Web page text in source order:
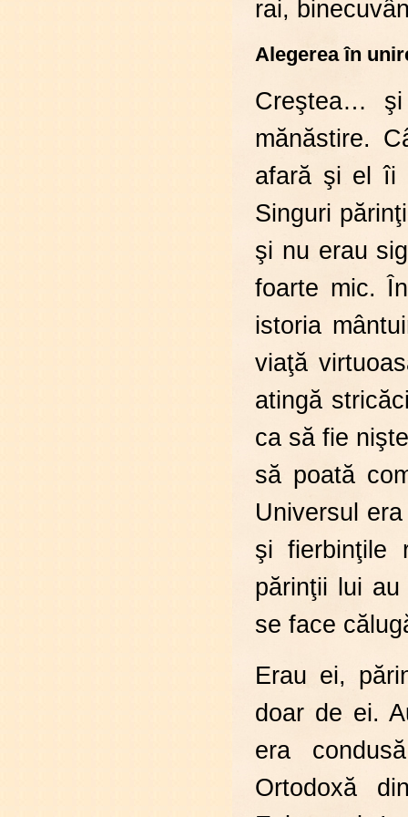
rai,
Alegerea în
Creştea…
mănăstire.
afară şi el îi
Singuri
şi nu erau
foarte mic.
istoria
viaţă
atingă
ca să fie
să poată
Universul
şi fierbinţile
părinţii lui
se face
Erau ei,
doar de ei.
era
Ortodoxă